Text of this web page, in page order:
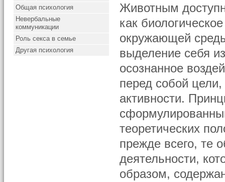
Общая психология
Невербальные
коммуникации
Роль секса в семье
Другая психология
Животным
как
окружающей
выделение себя
осознанное
перед собой
активности.
теоретических
прежде всего, те
деятельности,
образом,